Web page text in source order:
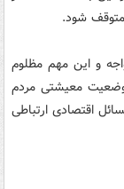
شود.
و این مهم مظلوم
وضعیت معیشتی مردم
اقتصادی ارتباطی